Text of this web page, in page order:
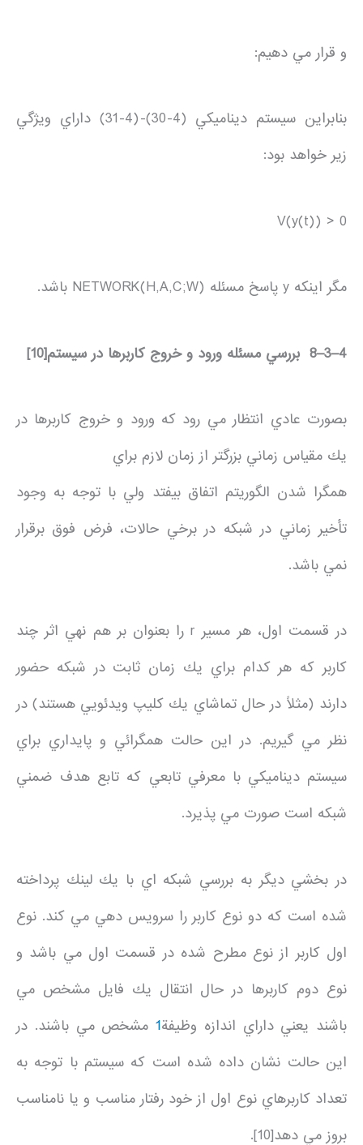
و قرار مي دهيم:
بنابراين سيستم ديناميكي (4-30)-(4-31) داراي ويژگي
زير خواهد بود:
V(y(t)) > 0
مگر اينكه y پاسخ مسئله NETWORK(H,A,C;W) باشد.
4
–
3
–
8 بررسي مسئله ورود و خروج كاربرها در سيستم[10]
بصورت عادي انتظار مي رود كه ورود و خروج كاربرها در
يك مقياس زماني بزرگتر از زمان لازم براي
همگرا شدن الگوريتم اتفاق بيفتد ولي با توجه به وجود
تأخير زماني در شبكه در برخي حالات، فرض فوق برقرار
نمي باشد.
در قسمت اول، هر مسير r را بعنوان بر هم نهي اثر چند
كاربر كه هر كدام براي يك زمان ثابت در شبكه حضور
دارند (مثلاً در حال تماشاي يك كليپ ويدئويي هستند) در
نظر مي گيريم. در اين حالت همگرائي و پايداري براي
سيستم ديناميكي با معرفي تابعي كه تابع هدف ضمني
شبكه است صورت مي پذيرد.
در بخشي ديگر به بررسي شبكه اي با يك لينك پرداخته
شده است كه دو نوع كاربر را سرويس دهي مي كند. نوع
اول كاربر از نوع مطرح شده در قسمت اول مي باشد و
نوع دوم كاربرها در حال انتقال يك فايل مشخص مي
باشند يعني داراي اندازه وظيفة1 مشخص مي باشند. در
اين حالت نشان داده شده است كه سيستم با توجه به
تعداد كاربرهاي نوع اول از خود رفتار مناسب و يا نامناسب
بروز مي دهد[10].